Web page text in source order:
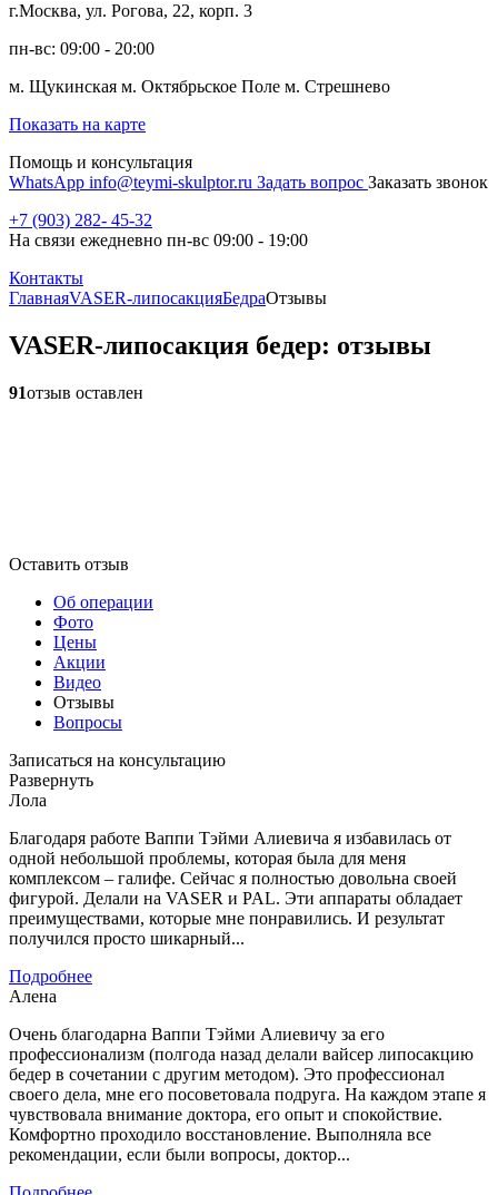
г.Москва, ул. Рогова, 22, корп. 3
пн-вс: 09:00 - 20:00
м. Щукинская м. Октябрьское Поле м. Стрешнево
Показать на карте
Помощь и консультация
WhatsApp info@teymi-skulptor.ru Задать вопрос Заказать звонок
+7 (903) 282- 45-32
На связи ежедневно пн-вс 09:00 - 19:00
Контакты
ГлавнаяVASER-липосакцияБедраОтзывы
VASER-липосакция бедер: отзывы
91отзыв оставлен
Оставить отзыв
Об операции
Фото
Цены
Акции
Видео
Отзывы
Вопросы
Записаться на консультацию
Развернуть
Лола
Благодаря работе Ваппи Тэйми Алиевича я избавилась от
одной небольшой проблемы, которая была для меня
комплексом – галифе. Сейчас я полностью довольна своей
фигурой. Делали на VASER и PAL. Эти аппараты обладает
преимуществами, которые мне понравились. И результат
получился просто шикарный...
Подробнее
Алена
Очень благодарна Ваппи Тэйми Алиевичу за его
профессионализм (полгода назад делали вайсер липосакцию
бедер в сочетании с другим методом). Это профессионал
своего дела, мне его посоветовала подруга. На каждом этапе я
чувствовала внимание доктора, его опыт и спокойствие.
Комфортно проходило восстановление. Выполняла все
рекомендации, если были вопросы, доктор...